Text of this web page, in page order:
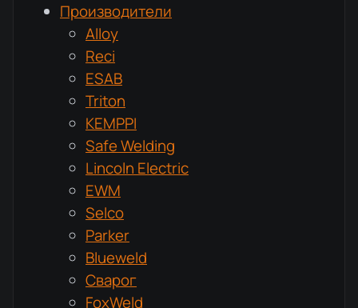
Производители
Alloy
Reci
ESAB
Triton
KEMPPI
Safe Welding
Lincoln Electric
EWM
Selco
Parker
Blueweld
Сварог
FoxWeld